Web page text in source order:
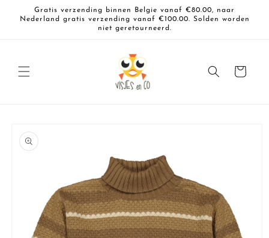
naar de
content
Gratis verzending binnen Belgie vanaf €80.00, naar
Nederland gratis verzending vanaf €100.00. Solden worden
niet geretourneerd.
Winkelwagen